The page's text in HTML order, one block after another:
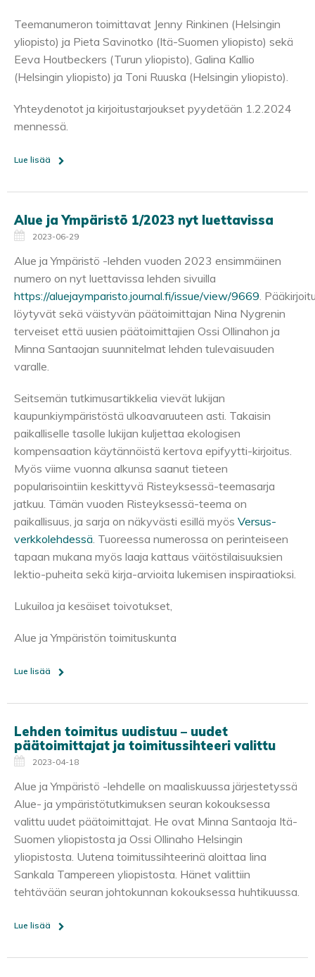
Teemanumeron toimittavat Jenny Rinkinen (Helsingin
yliopisto) ja Pieta Savinotko (Itä-Suomen yliopisto) sekä
Eeva Houtbeckers (Turun yliopisto), Galina Kallio
(Helsingin yliopisto) ja Toni Ruuska (Helsingin yliopisto).
Yhteydenotot ja kirjoitustarjoukset pyydetään 1.2.2024
mennessä.
Lue lisää
Alue ja Ympäristö 1/2023 nyt luettavissa
2023-06-29
Alue ja Ympäristö -lehden vuoden 2023 ensimmäinen
numero on nyt luettavissa lehden sivuilla
https://aluejaymparisto.journal.fi/issue/view/9669.
löytyvät sekä väistyvän päätoimittajan Nina Nygrenin
terveiset että uusien päätoimittajien Ossi Ollinahon ja
Minna Santaojan suunnitelmat lehden tulevaisuuden
varalle.
Seitsemän tutkimusartikkelia vievät lukijan
kaupunkiympäristöstä ulkoavaruuteen asti. Takaisin
paikalliselle tasolle lukijan kuljettaa ekologisen
kompensaation käytännöistä kertova epifyytti-kirjoitus.
Myös viime vuonna alkunsa saanut tieteen
popularisointiin keskittyvä Risteyksessä-teemasarja
jatkuu. Tämän vuoden Risteyksessä-teema on
paikallisuus, ja sarja on näkyvästi esillä myös Versus-
verkkolehdessä. Tuoreessa numerossa on perinteiseen
tapaan mukana myös laaja kattaus väitöstilaisuuksien
lektio-puheita sekä kirja-arvioita lukemisen inspiraatioksi.
Lukuiloa ja kesäiset toivotukset,
Alue ja Ympäristön toimituskunta
Lue lisää
Lehden toimitus uudistuu – uudet
päätoimittajat ja toimitussihteeri valittu
2023-04-18
Alue ja Ympäristö -lehdelle on maaliskuussa järjestetyssä
Alue- ja ympäristötutkimuksen seuran kokouksessa
valittu uudet päätoimittajat. He ovat Minna Santaoja Itä-
Suomen yliopistosta ja Ossi Ollinaho Helsingin
yliopistosta. Uutena toimitussihteerinä aloittaa Iina
Sankala Tampereen yliopistosta. Hänet valittiin
tehtävään seuran johtokunnan kokouksessa huhtikuussa.
Lue lisää